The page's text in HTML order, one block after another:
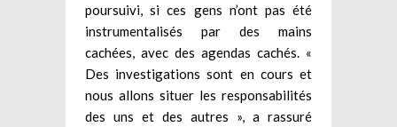
poursuivi, si ces gens n’ont pas été
instrumentalisés par des mains
cachées, avec des agendas cachés. «
Des investigations sont en cours et
nous allons situer les responsabilités
des uns et des autres », a rassuré